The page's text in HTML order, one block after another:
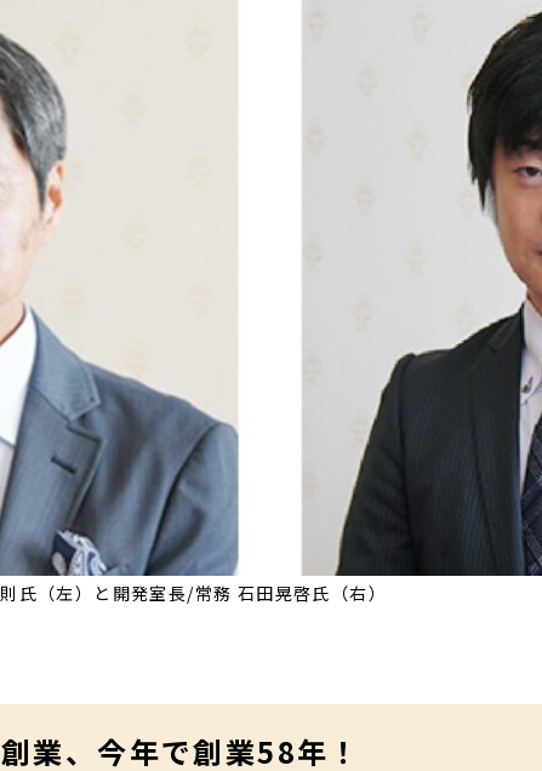
（左）と開発室長/常務 石田晃啓氏（右）
業、今年で創業58年！